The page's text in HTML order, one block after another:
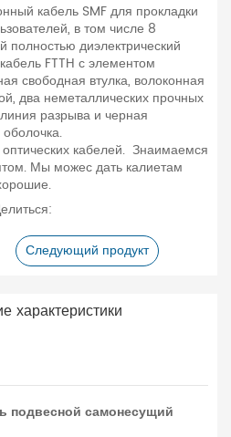
кабель SMF для прокладки
в том числе 8
полностью диэлектрический
FTTH с элементом
свободная втулка, волоконная
два неметаллических прочных
разрыва и черная
кабелей. Знаимаемся
Мы можес дать калиетам
Следующий продукт
характеристики
подвесной самонесущий